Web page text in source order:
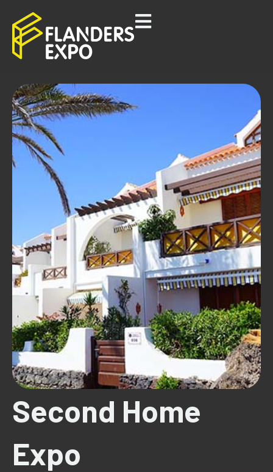
Second Home
Expo